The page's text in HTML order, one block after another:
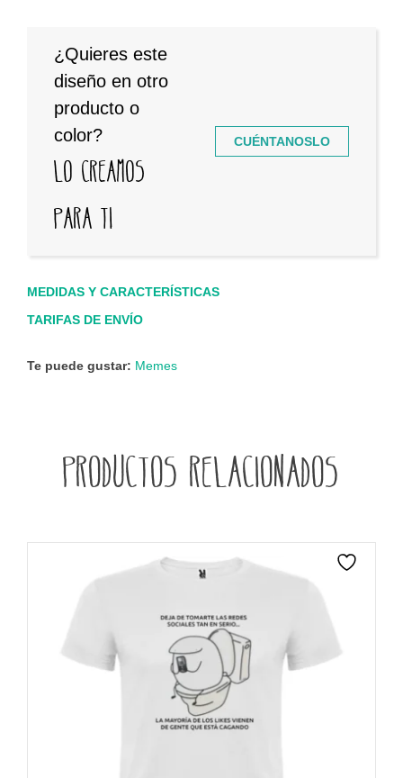
¿Quieres este
diseño en otro
producto o
color?
Lo creamos
para ti
CUÉNTANOSLO
MEDIDAS Y CARACTERÍSTICAS
TARIFAS DE ENVÍO
Te puede gustar: Memes
Productos relacionados